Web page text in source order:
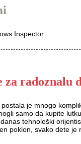
Inspector
za radoznalu
je mnogo
samo da kupite
tehnološki
poklon, svako dete je